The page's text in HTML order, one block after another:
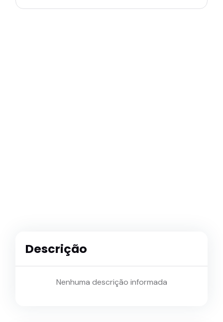
Descrição
Nenhuma descrição informada